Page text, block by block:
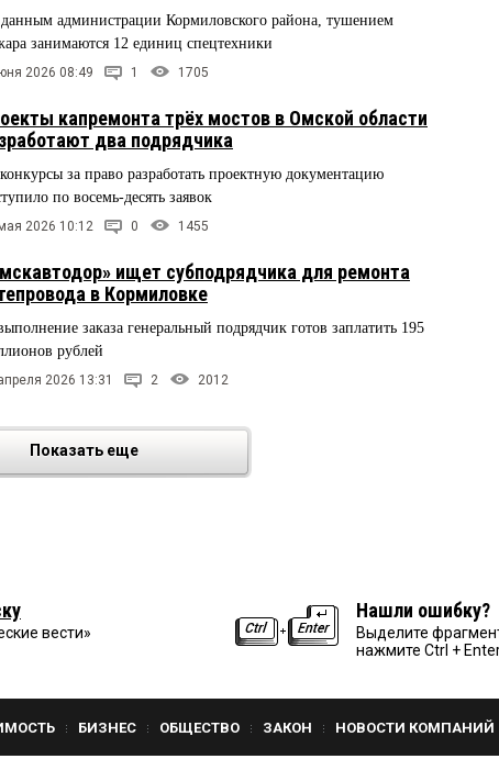
администрации Кормиловского района, тушением
занимаются 12 единиц спецтехники
2026 08:49 1 1705
капремонта трёх мостов в Омской области
два подрядчика
за право разработать проектную документацию
по восемь-десять заявок
2026 10:12 0 1455
ищет субподрядчика для ремонта
в Кормиловке
заказа генеральный подрядчик готов заплатить 195
рублей
2026 13:31 2 2012
Показать еще
вести»
Нашли ошибку?
Выделите
нажмите Ctrl +
БИЗНЕС ОБЩЕСТВО ЗАКОН НОВОСТИ КОМПАНИЙ